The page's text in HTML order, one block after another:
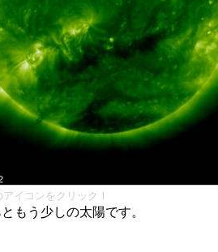
イコンをクリック！
もう少しの太陽です。